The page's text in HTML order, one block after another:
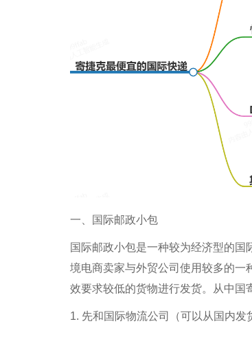
一、国际邮政小包
国际邮政小包是一种较为经济型的
境电商卖家与外贸公司使用较多的一
效要求较低的货物进行发货。从中国
1. 先和国际物流公司（可以从国内发